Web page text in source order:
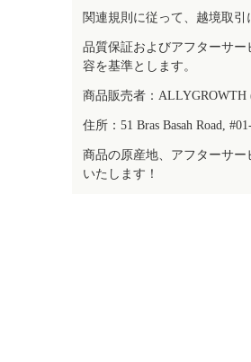
関連規則に従って、越境取引
品質保証およびアフターサ
容を基準とします。
商品販売者：ALLYGROWTH
住所：51 Bras Basah Road,
商品の原産地、アフターサ
いたします！